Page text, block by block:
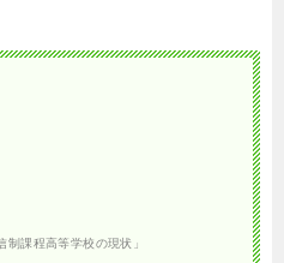
課程高等学校の現状」